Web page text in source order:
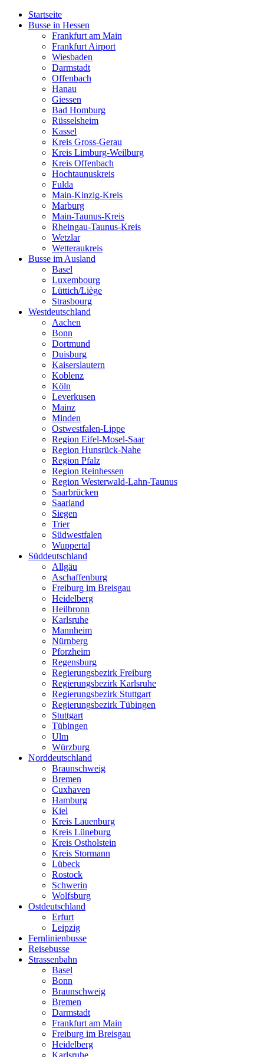
Startseite
Busse in Hessen
Frankfurt am Main
Frankfurt Airport
Wiesbaden
Darmstadt
Offenbach
Hanau
Giessen
Bad Homburg
Rüsselsheim
Kassel
Kreis Gross-Gerau
Kreis Limburg-Weilburg
Kreis Offenbach
Hochtaunuskreis
Fulda
Main-Kinzig-Kreis
Marburg
Main-Taunus-Kreis
Rheingau-Taunus-Kreis
Wetzlar
Wetteraukreis
Busse im Ausland
Basel
Luxembourg
Lüttich/Liège
Strasbourg
Westdeutschland
Aachen
Bonn
Dortmund
Duisburg
Kaiserslautern
Koblenz
Köln
Leverkusen
Mainz
Minden
Ostwestfalen-Lippe
Region Eifel-Mosel-Saar
Region Hunsrück-Nahe
Region Pfalz
Region Reinhessen
Region Westerwald-Lahn-Taunus
Saarbrücken
Saarland
Siegen
Trier
Südwestfalen
Wuppertal
Süddeutschland
Allgäu
Aschaffenburg
Freiburg im Breisgau
Heidelberg
Heilbronn
Karlsruhe
Mannheim
Nürnberg
Pforzheim
Regensburg
Regierungsbezirk Freiburg
Regierungsbezirk Karlsruhe
Regierungsbezirk Stuttgart
Regierungsbezirk Tübingen
Stuttgart
Tübingen
Ulm
Würzburg
Norddeutschland
Braunschweig
Bremen
Cuxhaven
Hamburg
Kiel
Kreis Lauenburg
Kreis Lüneburg
Kreis Ostholstein
Kreis Stormann
Lübeck
Rostock
Schwerin
Wolfsburg
Ostdeutschland
Erfurt
Leipzig
Fernlinienbusse
Reisebusse
Strassenbahn
Basel
Bonn
Braunschweig
Bremen
Darmstadt
Frankfurt am Main
Freiburg im Breisgau
Heidelberg
Karlsruhe